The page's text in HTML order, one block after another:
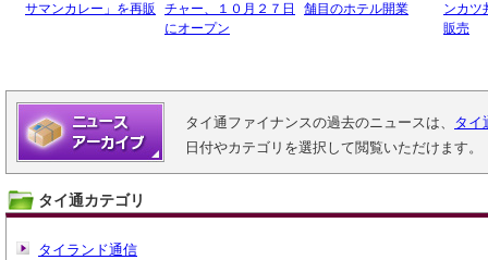
サマンカレー」を再販
チャー、１０月２７日
にオープン
舗目のホテル開業
ンカツ
販売
タイ通ファイナンスの過去のニュースは、 タイ
日付やカテゴリを選択して閲覧いただけます。
タイ通カテゴリ
タイランド通信